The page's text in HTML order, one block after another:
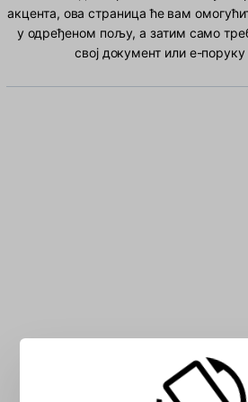
акцента, ова страница ће вам
у одређеном пољу, а затим само
свој документ или е-
Унесите Албанац